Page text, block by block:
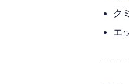
ク
エ